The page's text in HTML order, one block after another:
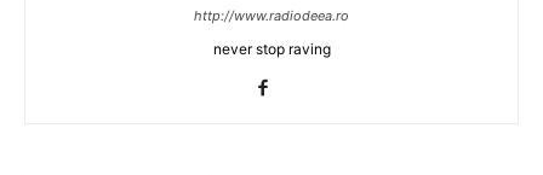
http://www.radiodeea.ro
never stop raving